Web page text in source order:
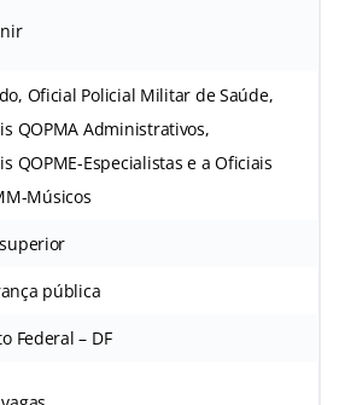
Oficial Policial Militar de Saúde,
QOPMA Administrativos,
QOPME-Especialistas e a Oficiais
Músicos
pública
Federal – DF